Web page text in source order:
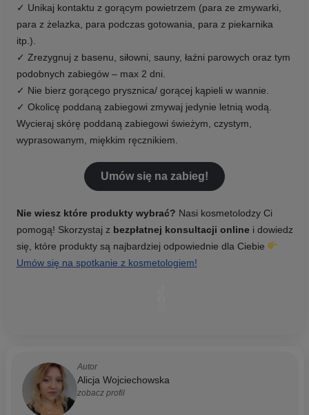
✓ Unikaj kontaktu z gorącym powietrzem (para ze zmywarki,
para z żelazka, para podczas gotowania, para z piekarnika
itp.).
✓ Zrezygnuj z basenu, siłowni, sauny, łaźni parowych oraz tym
podobnych zabiegów – max 2 dni.
✓ Nie bierz gorącego prysznica/ gorącej kąpieli w wannie.
✓ Okolicę poddaną zabiegowi zmywaj jedynie letnią wodą.
Wycieraj skórę poddaną zabiegowi świeżym, czystym,
wyprasowanym, miękkim ręcznikiem.
Umów się na zabieg!
Nie wiesz które produkty wybrać? Nasi kosmetolodzy Ci
pomogą! Skorzystaj z bezpłatnej konsultacji onlinei dowiedz
się, które produkty są najbardziej odpowiednie dla Ciebie
Umów się na spotkanie z kosmetologiem!
Autor
Alicja Wojciechowska
zobacz profil